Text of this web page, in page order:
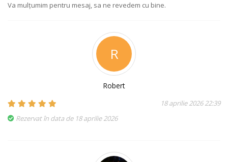
Va mulțumim pentru mesaj, sa ne revedem cu bine.
R
Robert
18 aprilie 2026 22:39
Rezervat în data de 18 aprilie 2026